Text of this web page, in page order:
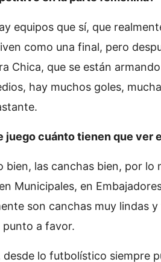
equipos que sí, que
como una final, pero
Chica, que se están
hay muchos goles,
juego cuánto tienen que ver
bien, las canchas bien, por lo
Municipales, en
son canchas muy lindas
punto a favor.
desde lo futbolístico siempre